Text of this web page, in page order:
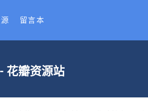
留言本
花瓣资源站